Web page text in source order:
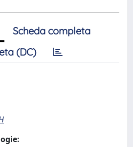
Scheda completa
(DC)